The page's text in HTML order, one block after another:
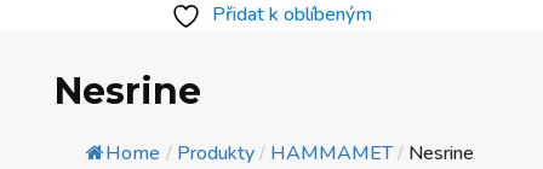
Přidat k oblíbeným
Nesrine
Home / Produkty/ HAMMAMET/ Nesrine